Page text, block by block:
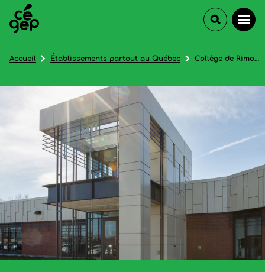
Accueil Établissements partout au Québec Collège de Rimouski (Centre de formation aux mesures d'urgence - Lévis)